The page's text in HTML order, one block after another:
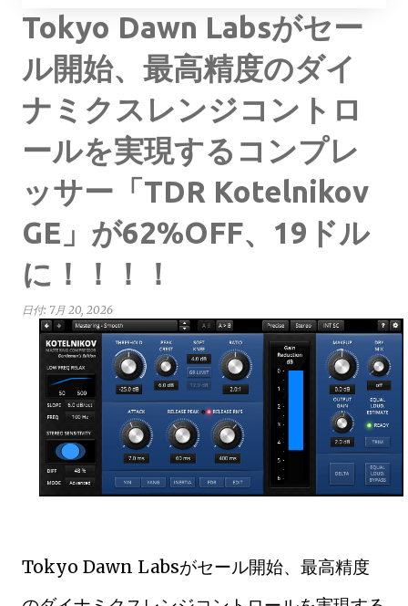
Tokyo Dawn Labsがセー
ル開始、最高精度のダイ
ナミクスレンジコントロ
ールを実現するコンプレ
ッサー「TDR Kotelnikov
GE」が62%OFF、19ドル
に！！！！
日付: 7月 20, 2026
Tokyo Dawn Labsがセール開始、最高精度